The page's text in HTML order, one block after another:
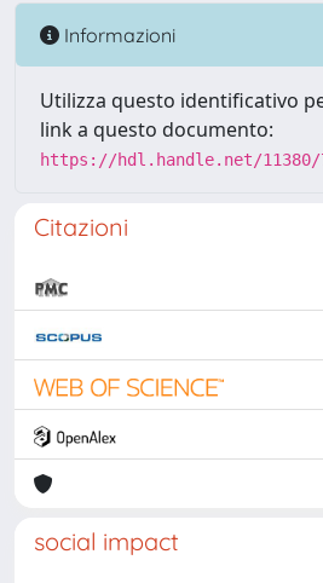
Informazioni
Utilizza questo identificativo
link a questo documento:
https://hdl.handle.net/11380/
Citazioni
social impact